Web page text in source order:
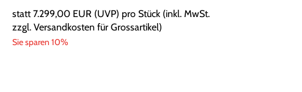
statt7.299,00 EUR(UVP) pro Stück (inkl. MwSt.
zzgl. Versandkosten für Grossartikel)
Sie sparen 10%